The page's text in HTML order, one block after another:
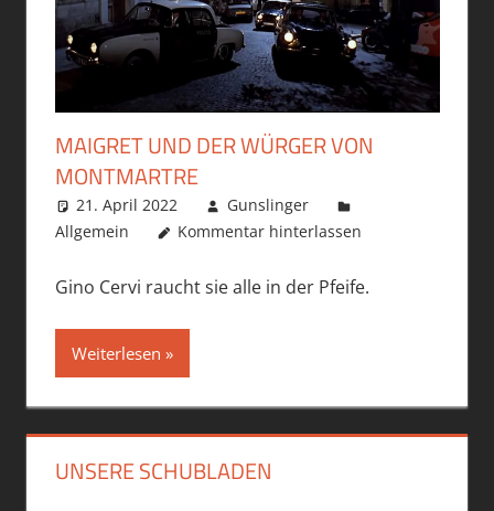
MAIGRET UND DER WÜRGER VON
MONTMARTRE
21. April 2022
Gunslinger
Allgemein
Kommentar hinterlassen
Gino Cervi raucht sie alle in der Pfeife.
Weiterlesen
UNSERE SCHUBLADEN